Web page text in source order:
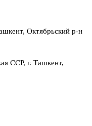
Октябрьский р-н
ССР, г. Ташкент,